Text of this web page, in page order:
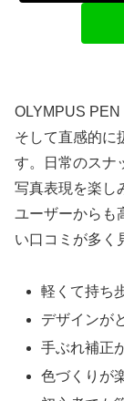
OLYMPUS PEN
そして直感的に
す。日常のスナ
写真表現を楽し
ユーザーからも
い口コミが多く
軽くて持ち
デザインが
手ぶれ補正
色づくりが